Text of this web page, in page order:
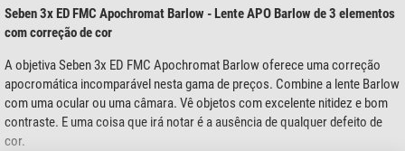
Seben 3x ED FMC Apochromat Barlow - Lente APO Barlow de 3 elementos
com correção de cor
A objetiva Seben 3x ED FMC Apochromat Barlow oferece uma correção
apocromática incomparável nesta gama de preços. Combine a lente Barlow
com uma ocular ou uma câmara. Vê objetos com excelente nitidez e bom
contraste. E uma coisa que irá notar é a ausência de qualquer defeito de
cor.